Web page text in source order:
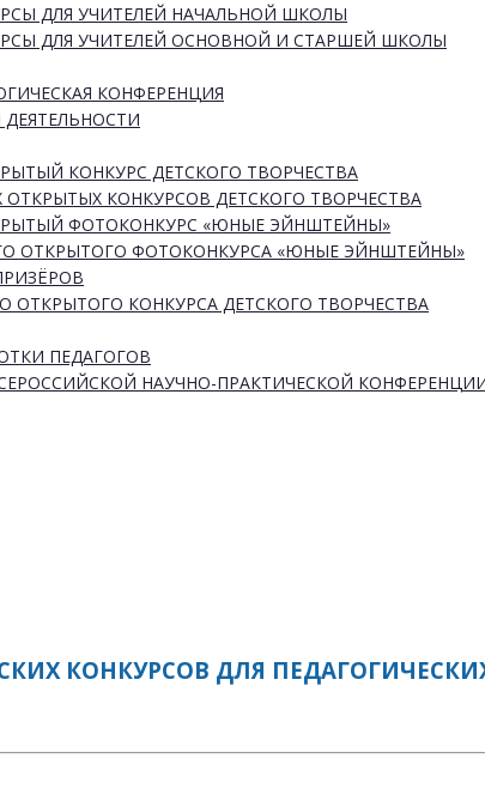
ДЛЯ УЧИТЕЛЕЙ НАЧАЛЬНОЙ ШКОЛЫ
ДЛЯ УЧИТЕЛЕЙ ОСНОВНОЙ И СТАРШЕЙ ШКОЛЫ
КОНФЕРЕНЦИЯ
КОНКУРС ДЕТСКОГО ТВОРЧЕСТВА
КОНКУРСОВ ДЕТСКОГО ТВОРЧЕСТВА
ФОТОКОНКУРС «ЮНЫЕ ЭЙНШТЕЙНЫ»
ОТКРЫТОГО ФОТОКОНКУРСА «ЮНЫЕ ЭЙНШТЕЙНЫ»
ОТКРЫТОГО КОНКУРСА ДЕТСКОГО ТВОРЧЕСТВА
ПЕДАГОГОВ
НАУЧНО-ПРАКТИЧЕСКОЙ
КОНКУРСОВ ДЛЯ